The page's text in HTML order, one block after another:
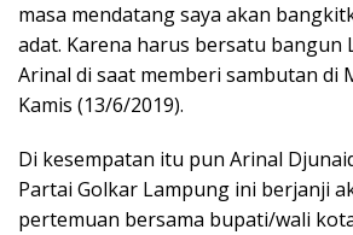
masa mendatang saya akan
adat. Karena harus bersatu bangun
Arinal di saat memberi sambutan di
Kamis (13/6/2019).
Di kesempatan itu pun Arinal
Partai Golkar Lampung ini berjanji
pertemuan bersama bupati/wali